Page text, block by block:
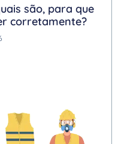
são, para que
corretamente?